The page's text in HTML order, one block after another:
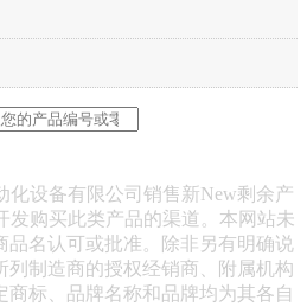
化设备有限公司销售新New剩余产
发购买此类产品的渠道。本网站未
品名认可或批准。除非另有明确说
列制造商的授权经销商、附属机构
商标、品牌名称和品牌均为其各自